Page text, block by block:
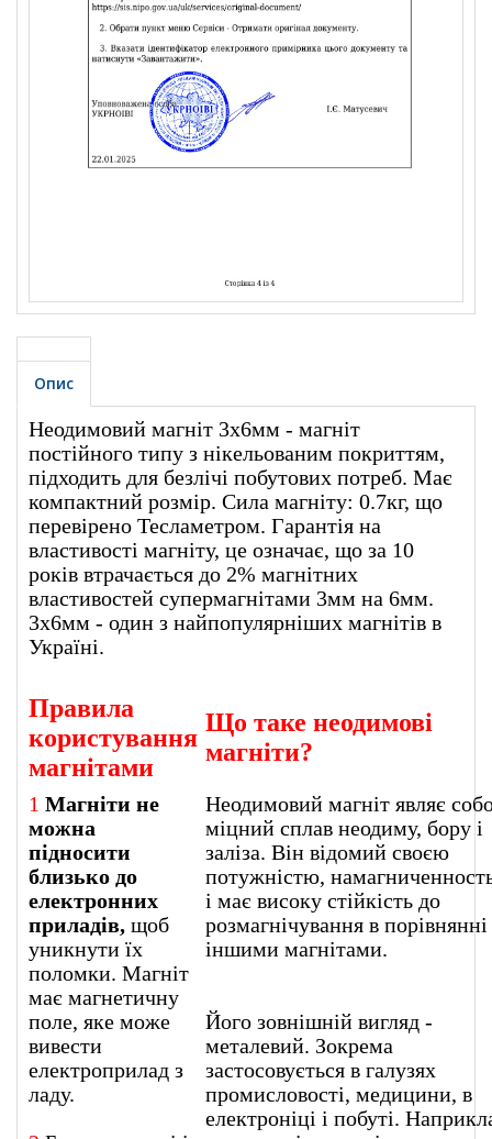
Опис
Неодимовий магніт 3х6мм - магніт
постійного типу з нікельованим покриттям,
підходить для безлічі побутових потреб. Має
компактний розмір. Сила магніту: 0.7кг, що
перевірено Тесламетром. Гарантія на
властивості магніту, це означає, що за 10
років втрачається до 2% магнітних
властивостей супермагнітами 3мм на 6мм.
3х6мм - один з найпопулярніших магнітів в
Україні.
Правила
користування
магнітами
Що таке неодимові
магніти?
1 Магніти не
можна
підносити
близько до
електронних
приладів, щоб
уникнути їх
поломки. Магніт
має магнетичну
поле, яке може
вивести
електроприлад з
ладу.
Неодимовий магніт являє
міцний сплав неодиму, бору і
заліза. Він відомий своєю
потужністю,
і має високу стійкість до
розмагнічування в порівнянні
іншими магнітами.
Його зовнішній вигляд -
металевий. Зокрема
застосовується в галузях
промисловості, медицини, в
електроніці і побуті.